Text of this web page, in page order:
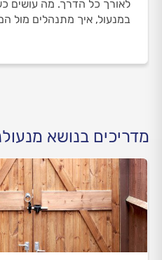
לאורך כל הדרך. מה עושים
במנעול, איך מתנהלים מול
מדריכים בנושא